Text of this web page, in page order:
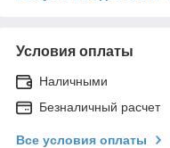
Условия оплаты
Наличными
Безналичный расчет
Все условия оплаты